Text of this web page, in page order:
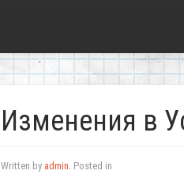
Изменения в
Written by admin. Posted in